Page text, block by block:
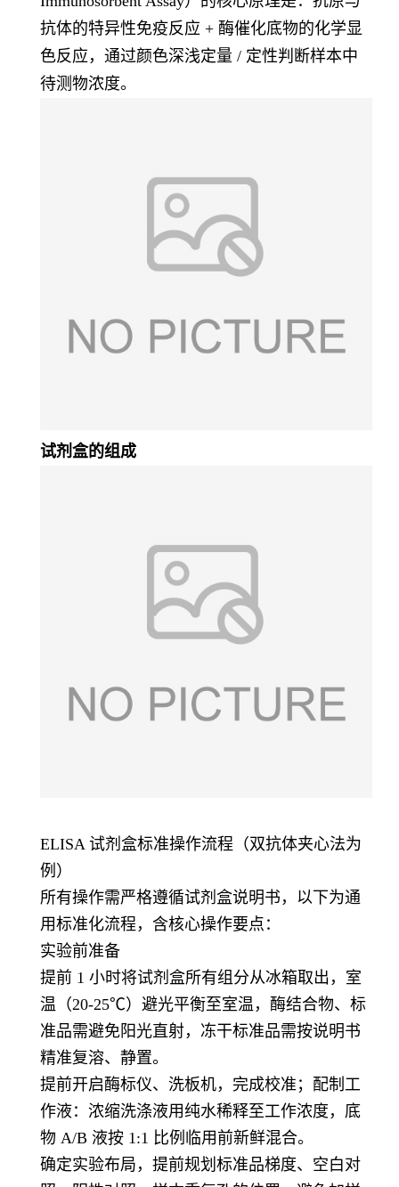
抗体的特异性免疫反应 + 酶催化底物的化学显
色反应 ，通过颜色深浅定量 / 定性判断样本中
待测物浓度。
试剂盒的组成
ELISA 试剂盒标准操作流程（双抗体夹心法为
例）
所有操作需严格遵循试剂盒说明书，以下为通
用标准化流程，含核心操作要点：
实验前准备
提前 1 小时将试剂盒所有组分从冰箱取出，室
温（20-25℃）避光平衡至室温，酶结合物、标
准品需避免阳光直射，冻干标准品需按说明书
精准复溶、静置。
提前开启酶标仪、洗板机，完成校准；配制工
作液：浓缩洗涤液用纯水稀释至工作浓度，底
物 A/B 液按 1:1 比例临用前新鲜混合。
确定实验布局，提前规划标准品梯度、空白对